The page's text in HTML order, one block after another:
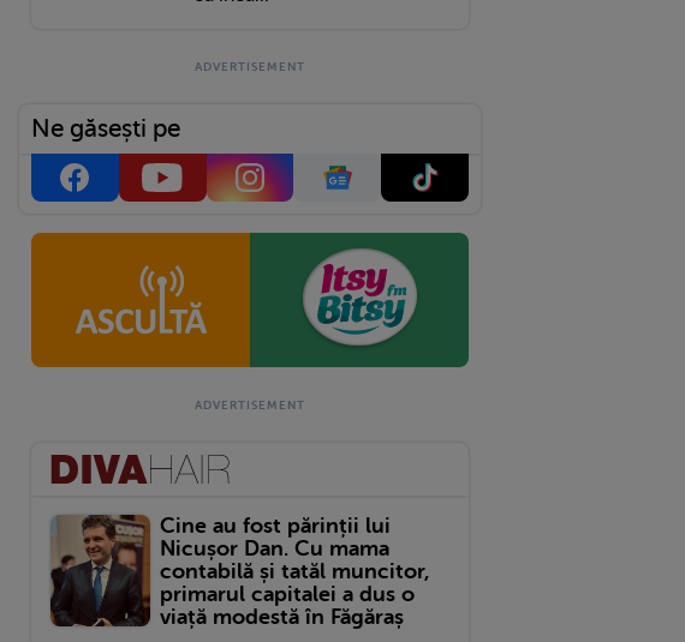
Ne găsești pe
Cine au fost părinții lui
Nicușor Dan. Cu mama
contabilă și tatăl muncitor,
primarul capitalei a dus o
viață modestă în Făgăraș